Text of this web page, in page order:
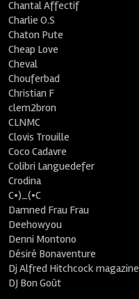
Chantal Affectif
Charlie O.S
Chaton Pute
Cheap Love
Cheval
Chouferbad
Christian F
clem2bron
CLNMC
Clovis Trouille
Coco Cadavre
Colibri Languedefer
Crodina
C•)_(•C
Damned Frau Frau
Deehowyou
Denni Montono
Désiré Bonaventure
Dj Alfred Hitchcock magazine
DJ Bon Goût